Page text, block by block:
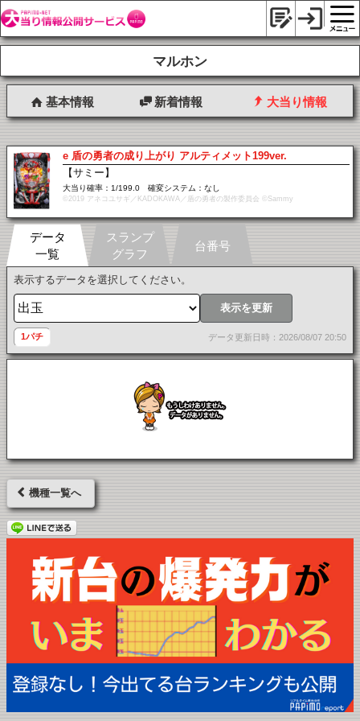
マルホン
基本情報 新着情報 大当り情報
e 盾の勇者の成り上がり アルティメット199ver.
【サミー】
大当り確率：1/199.0 確変システム：なし
©2019 アネコユサギ／KADOKAWA／盾の勇者の製作委員会 ©Sammy
データ
一覧
表示するデータを選択してください。
表示を更新
1パチ データ更新日時：2026/08/07 20:50
スランプ
グラフ
台番号
機種一覧へ